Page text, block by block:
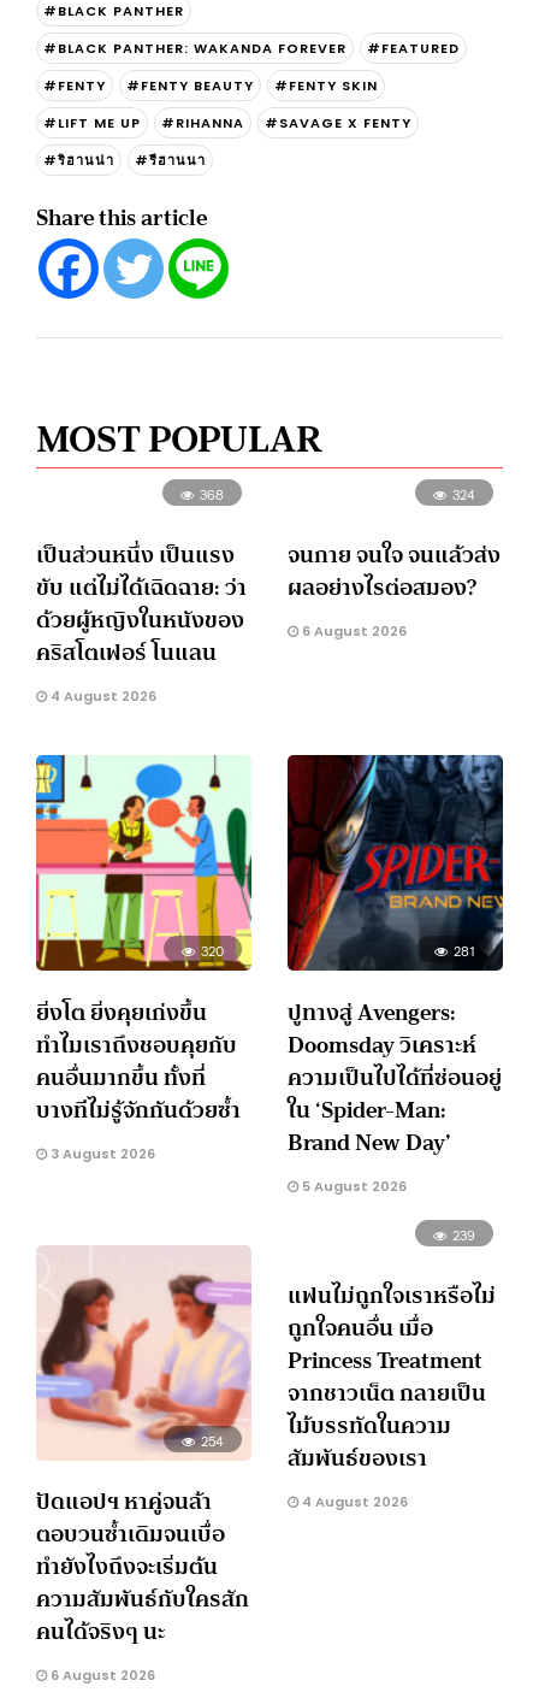
#BLACK PANTHER
#BLACK PANTHER: WAKANDA FOREVER
#FEATURED
#FENTY
#FENTY BEAUTY
#FENTY SKIN
#LIFT ME UP
#RIHANNA
#SAVAGE X FENTY
#ริฮานน่า
#รีฮานนา
Share this article
MOST POPULAR
368
เป็นส่วนหนึ่ง เป็นแรง
ขับ แต่ไม่ได้เฉิดฉาย: ว่า
ด้วยผู้หญิงในหนังของ
คริสโตเฟอร์ โนแลน
4 August 2026
324
จนกาย จนใจ จนแล้วส่ง
ผลอย่างไรต่อสมอง?
6 August 2026
320
ยิ่งโต ยิ่งคุยเก่งขึ้น
ทำไมเราถึงชอบคุยกับ
คนอื่นมากขึ้น ทั้งที่
บางทีไม่รู้จักกันด้วยซ้ำ
3 August 2026
281
ปูทางสู่ Avengers:
Doomsday วิเคราะห์
ความเป็นไปได้ที่ซ่อนอยู่
ใน ‘Spider-Man:
Brand New Day’
5 August 2026
254
ปัดแอปฯ หาคู่จนล้า
ตอบวนซ้ำเดิมจนเบื่อ
ทำยังไงถึงจะเริ่มต้น
ความสัมพันธ์กับใครสัก
คนได้จริงๆ นะ
6 August 2026
239
แฟนไม่ถูกใจเราหรือไม่
ถูกใจคนอื่น เมื่อ
Princess Treatment
จากชาวเน็ต กลายเป็น
ไม้บรรทัดในความ
สัมพันธ์ของเรา
4 August 2026